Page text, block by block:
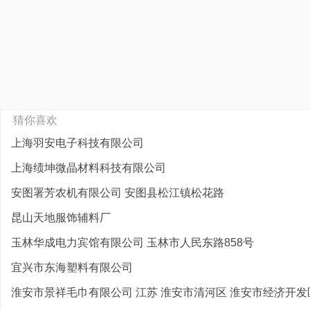
猜你喜欢
上海羽安电子科技有限公司
上海绩坤微晶材料科技有限公司
安图署芳农机有限公司 安图县松江镇松花路
昆山天地服饰辅料厂
玉林华成电力宾馆有限公司 玉林市人民东路858号
宜兴市东海塑料有限公司
淮安市景祥毛巾有限公司 江苏 淮安市清河区 淮安市经济开发